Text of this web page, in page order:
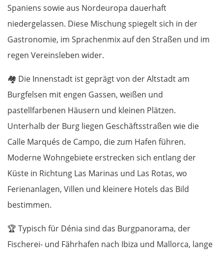
Spaniens sowie aus Nordeuropa dauerhaft
niedergelassen. Diese Mischung spiegelt sich in der
Gastronomie, im Sprachenmix auf den Straßen und im
regen Vereinsleben wider.
🏘️ Die Innenstadt ist geprägt von der Altstadt am
Burgfelsen mit engen Gassen, weißen und
pastellfarbenen Häusern und kleinen Plätzen.
Unterhalb der Burg liegen Geschäftsstraßen wie die
Calle Marqués de Campo, die zum Hafen führen.
Moderne Wohngebiete erstrecken sich entlang der
Küste in Richtung Las Marinas und Las Rotas, wo
Ferienanlagen, Villen und kleinere Hotels das Bild
bestimmen.
🏆 Typisch für Dénia sind das Burgpanorama, der
Fischerei- und Fährhafen nach Ibiza und Mallorca, lange